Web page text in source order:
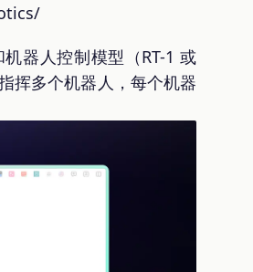
器人控制模型（RT-1 或
挥多个机器人，每个机器